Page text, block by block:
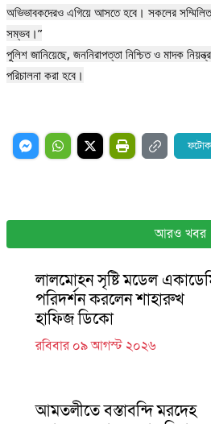
অভিভাবকদেরও এগিয়ে আসতে হবে। সকলের
সম্ভব।”
‎পুলিশ জানিয়েছে, জননিরাপত্তা নিশ্চিত ও মাদক
পরিচালনা করা হবে।
আরও খবর
লালমোহন সৃষ্টি মডেল
পরিদর্শন করলেন শাহারুখ
হাফিজ ডিকো
রবিবার ০৯ আগস্ট ২০২৬
আমতলীতে বস্তাবন্দি মরদেহ